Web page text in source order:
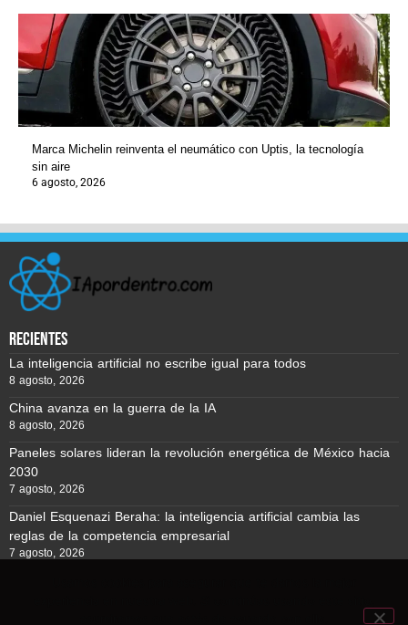
Marca Michelin reinventa el neumático con Uptis, la tecnología
sin aire
6 agosto, 2026
recientes
La inteligencia artificial no escribe igual para todos
8 agosto, 2026
China avanza en la guerra de la IA
8 agosto, 2026
Paneles solares lideran la revolución energética de México hacia
2030
7 agosto, 2026
Daniel Esquenazi Beraha: la inteligencia artificial cambia las
reglas de la competencia empresarial
7 agosto, 2026